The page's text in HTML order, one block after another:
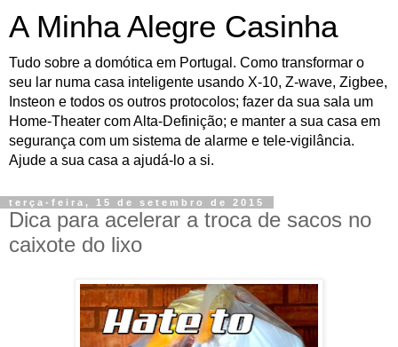
A Minha Alegre Casinha
Tudo sobre a domótica em Portugal. Como transformar o
seu lar numa casa inteligente usando X-10, Z-wave, Zigbee,
Insteon e todos os outros protocolos; fazer da sua sala um
Home-Theater com Alta-Definição; e manter a sua casa em
segurança com um sistema de alarme e tele-vigilância.
Ajude a sua casa a ajudá-lo a si.
terça-feira, 15 de setembro de 2015
Dica para acelerar a troca de sacos no
caixote do lixo